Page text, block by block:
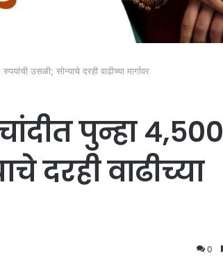
उसळी; सोन्याचे दरही वाढीच्या मार्गावर
पुन्हा ४,५००
दरही वाढीच्या
0